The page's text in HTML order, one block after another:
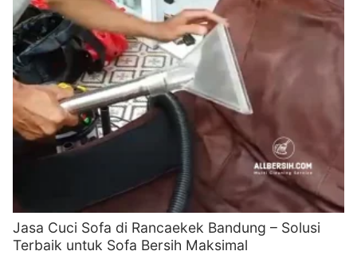
Jasa Cuci Sofa di Rancaekek Bandung – Solusi
Terbaik untuk Sofa Bersih Maksimal